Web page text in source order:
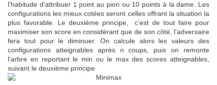
l'habitude d'attribuer 1 point au pion ou 10 points à la dame. Les
configurations les mieux cotées seront celles offrant la situation la
plus favorable. Le deuxième principe, c'est de tout faire pour
maximiser son score en considérant que de son côté, l'adversaire
fera tout pour le diminuer. On calcule alors les valeurs des
configurations atteignables après n coups, puis on remonte
l'arbre en reportant le min ou le max des scores atteignables,
suivant le deuxième principe.